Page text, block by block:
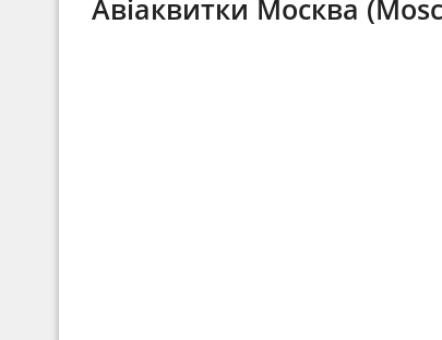
Авіаквитки Москва